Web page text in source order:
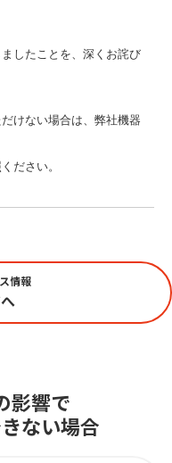
したことを、深くお詫び
けない場合は、弊社機器
ださい。
情報
影響で
ない場合